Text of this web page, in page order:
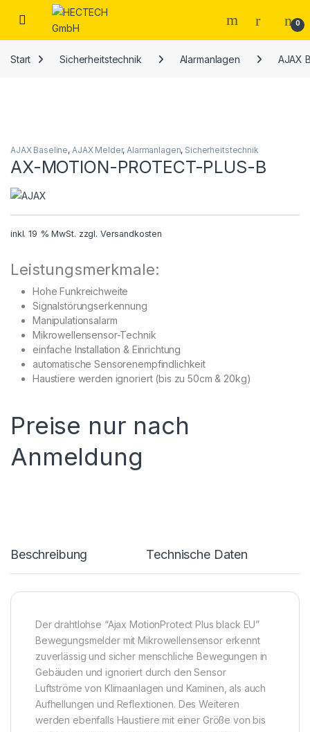
Open 0
Start Sicherheitstechnik Alarmanlagen AJAX
AJAX Baseline, AJAX Melder,Alarmanlagen, Sicherheitstechnik
AX-MOTION-PROTECT-PLUS-B
inkl. 19 % MwSt. zzgl. Versandkosten
Leistungsmerkmale:
Hohe Funkreichweite
Signalstörungserkennung
Manipulationsalarm
Mikrowellensensor-Technik
einfache Installation & Einrichtung
automatische Sensorenempfindlichkeit
Haustiere werden ignoriert (bis zu 50cm & 20kg)
Preise nur nach
Anmeldung
Beschreibung Technische Daten
Der drahtlohse “Ajax MotionProtect Plus black EU”
Bewegungsmelder mit Mikrowellensensor erkennt
zuverlässig und sicher menschliche Bewegungen in
Gebäuden und ignoriert durch den Sensor
Luftströme von Klimaanlagen und Kaminen, als auch
Aufhellungen und Reflextionen. Des Weiteren
werden ebenfalls Haustiere mit einer Größe von bis